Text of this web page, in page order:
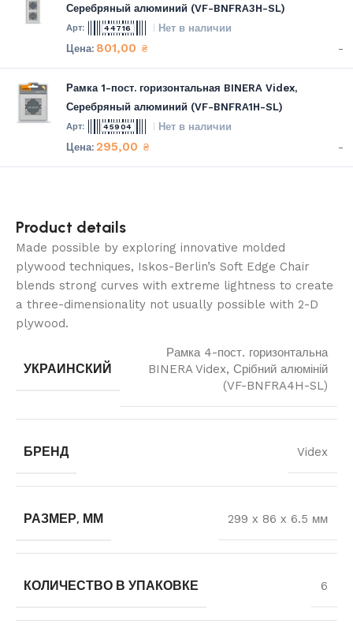
Серебряный алюминий (VF-BNFRA3H-SL)
44716 Нет в наличии
801,00 ₴ -
Рамка 1-пост. горизонтальная BINERA Videx,
Серебряный алюминий (VF-BNFRA1H-SL)
45904 Нет в наличии
295,00 ₴ -
Product details
Made possible by exploring innovative molded
plywood techniques, Iskos-Berlin’s Soft Edge Chair
blends strong curves with extreme lightness to create
a three-dimensionality not usually possible with 2-D
plywood.
УКРАИНСКИЙ
Рамка 4-пост. горизонтальна
BINERA Videx, Срібний алюміній
(VF-BNFRA4H-SL)
БРЕНД Videx
РАЗМЕР, ММ 299 х 86 х 6.5 мм
КОЛИЧЕСТВО В УПАКОВКЕ 6